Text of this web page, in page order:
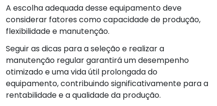
A escolha adequada desse equipamento deve
considerar fatores como capacidade de produção,
flexibilidade e manutenção.
Seguir as dicas para a seleção e realizar a
manutenção regular garantirá um desempenho
otimizado e uma vida útil prolongada do
equipamento, contribuindo significativamente para a
rentabilidade e a qualidade da produção.